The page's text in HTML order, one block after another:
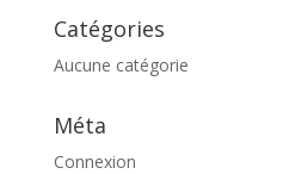
Catégories
Aucune catégorie
Méta
Connexion